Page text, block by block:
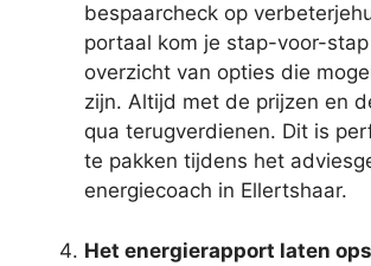
bespaarcheck op
portaal kom je stap-voor-
overzicht van opties die
zijn. Altijd met de prijzen en
qua terugverdienen. Dit is
te pakken tijdens het
energiecoach in Ellertshaar.
Het energierapport laten